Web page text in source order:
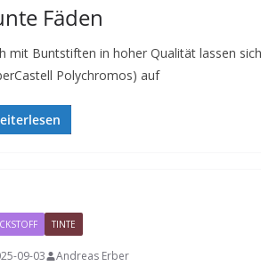
Fäden
mit Buntstiften in hoher Qualität lassen
Polychromos) auf
TINTE
09-03 Andreas Erber